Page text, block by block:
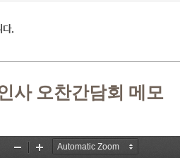
다.
사 오찬간담회 메모